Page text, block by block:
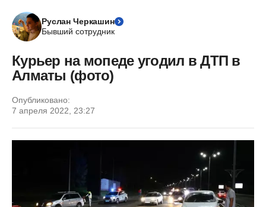
Руслан Черкашин
Бывший сотрудник
Курьер на мопеде угодил в ДТП в
Алматы (фото)
Опубликовано:
7 апреля 2022, 23:27